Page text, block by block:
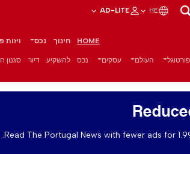
HE
AD-LITE
HOME חינוך נכס ויזות
פורטוגל העולם עסקים נכס להשקיע דיור סגנון
Read The Portugal News with fewer ads for